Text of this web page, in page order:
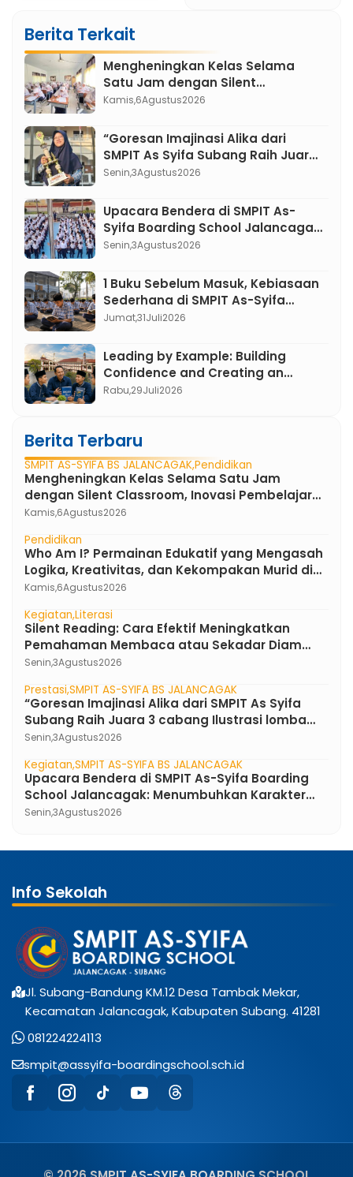
Berita Terkait
Mengheningkan Kelas Selama
Satu Jam dengan Silent
Classroom, Inovasi Pembelajaran
Syifa Boarding School
Kamis,6Agustus2026
“Goresan Imajinasi Alika dari
SMPIT As Syifa Subang Raih Juara
3 cabang Ilustrasi lomba FLS3N
Senin,3Agustus2026
Upacara Bendera di SMPIT As-
Syifa Boarding School Jalancagak:
Menumbuhkan Karakter Pemimpin
Senin,3Agustus2026
1 Buku Sebelum Masuk, Kebiasaan
Sederhana di SMPIT As-Syifa
Boarding School yang Mengubah
Jumat,31Juli2026
Leading by Example: Building
Confidence and Creating an
English Atmosphere in the First 3
Rabu,29Juli2026
Berita Terbaru
SMPIT AS-SYIFA BS JALANCAGAKPendidikan
Mengheningkan Kelas Selama Satu Jam
dengan Silent Classroom, Inovasi Pembelajaran
Bahasa Indonesia di SMPIT As-Syifa Boarding
Kamis,6Agustus2026
Pendidikan
Who Am I? Permainan Edukatif yang Mengasah
Logika, Kreativitas, dan Kekompakan Murid di
SMPIT As-Syifa Boarding School
Kamis,6Agustus2026
Kegiatan Literasi
Silent Reading: Cara Efektif Meningkatkan
Pemahaman Membaca atau Sekadar Diam
Tanpa Kata ?
Senin,3Agustus2026
Prestasi SMPIT AS-SYIFA BS JALANCAGAK
“Goresan Imajinasi Alika dari SMPIT As Syifa
Subang Raih Juara 3 cabang Ilustrasi lomba
FLS3N Jawa Barat 2026”
Senin,3Agustus2026
Kegiatan SMPIT AS-SYIFA BS JALANCAGAK
Upacara Bendera di SMPIT As-Syifa Boarding
School Jalancagak: Menumbuhkan Karakter
Pemimpin Berakhlak Mulia
Senin,3Agustus2026
Info Sekolah
Jl. Subang-Bandung KM.12 Desa Tambak Mekar,
Kecamatan Jalancagak, Kabupaten Subang. 41281
081224224113
smpit@assyifa-boardingschool.sch.id